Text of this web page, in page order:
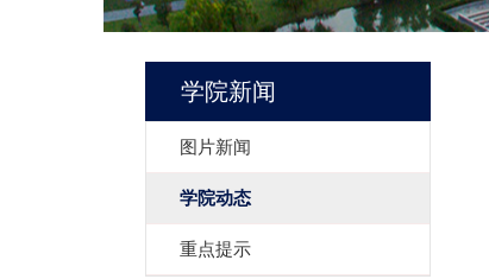
学院新闻
图片新闻
学院动态
重点提示